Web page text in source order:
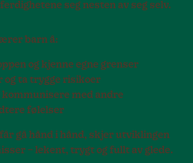
seg nesten av seg selv.
barn å:
og kjenne egne grenser
og ta trygge risikoer
kommunisere med andre
følelser
gå hånd i hånd, skjer utviklingen
– lekent, trygt og fullt av glede.